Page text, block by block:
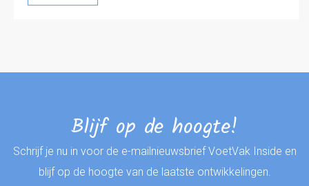
Blijf op de hoogte!
Schrijf je nu in voor de e-mailnieuwsbrief VoetVak Inside en
blijf op de hoogte van de laatste ontwikkelingen.